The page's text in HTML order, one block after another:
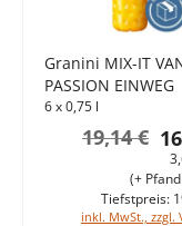
Granini MIX-IT
PASSION EINWEG
6 x 0,75 l
19,14 €
inkl. MwSt., zzgl.
(+
Tiefstpreis: